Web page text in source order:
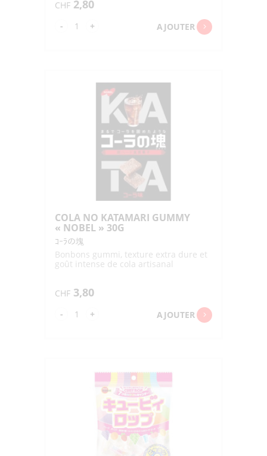
CHF 2,80
-
quantité
GUMMIES
"COKOC"
+ AJOUTER
COLA NO KATAMARI GUMMY
« NOBEL » 30G
ｺｰﾗの塊
Bonbons gummi, texture extra dure et
goût intense de cola artisanal
CHF 3,80
-
quantité
KATAMARI
GUMMY
+ AJOUTER